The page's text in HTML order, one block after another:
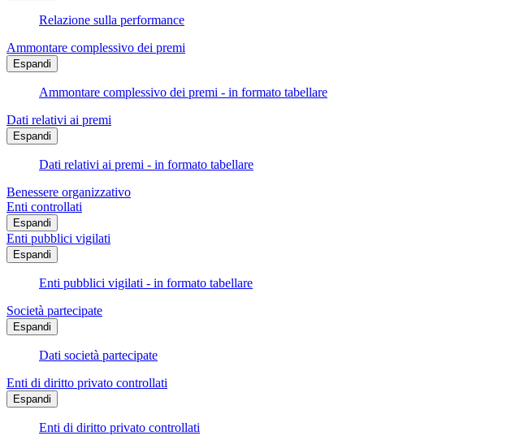
Relazione sulla performance
Ammontare complessivo dei premi
Espandi
Ammontare complessivo dei premi - in formato tabellare
Dati relativi ai premi
Espandi
Dati relativi ai premi - in formato tabellare
Benessere organizzativo
Enti controllati
Espandi
Enti pubblici vigilati
Espandi
Enti pubblici vigilati - in formato tabellare
Società partecipate
Espandi
Dati società partecipate
Enti di diritto privato controllati
Espandi
Enti di diritto privato controllati